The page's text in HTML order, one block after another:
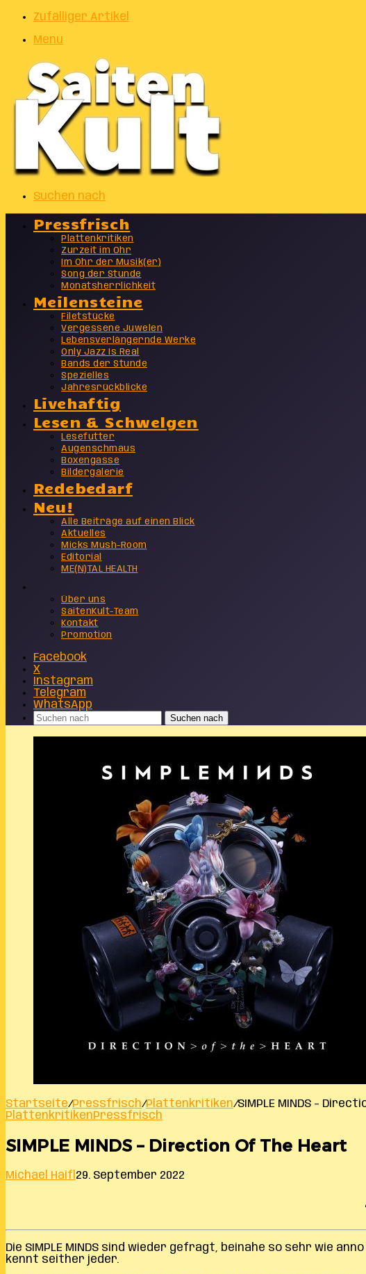
Zufälliger Artikel
Menu
Suchen nach
Pressfrisch
Plattenkritiken
Zurzeit im Ohr
Im Ohr der Musik(er)
Song der Stunde
Monatsherrlichkeit
Meilensteine
Filetstücke
Vergessene Juwelen
Lebensverlängernde Werke
Only Jazz Is Real
Bands der Stunde
Spezielles
Jahresrückblicke
Livehaftig
Lesen & Schwelgen
Lesefutter
Augenschmaus
Boxengasse
Bildergalerie
Redebedarf
Neu!
Alle Beiträge auf einen Blick
Aktuelles
Micks Mush-Room
Editorial
ME(N)TAL HEALTH
Über uns
SaitenKult-Team
Kontakt
Promotion
Facebook
X
Instagram
Telegram
WhatsApp
Suchen nach
Startseite/Pressfrisch/Plattenkritiken/SIMPLE MINDS –
PlattenkritikenPressfrisch
SIMPLE MINDS – Direction Of The Heart
Michael Haifl 29. September 2022
Die SIMPLE MINDS sind wieder gefragt, beinahe so sehr wie
kennt seither jeder.